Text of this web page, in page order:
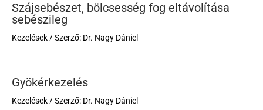
Szájsebészet, bölcsesség fog eltávolítása
sebészileg
Kezelések/ Szerző: Dr. Nagy Dániel
Gyökérkezelés
Kezelések/ Szerző: Dr. Nagy Dániel